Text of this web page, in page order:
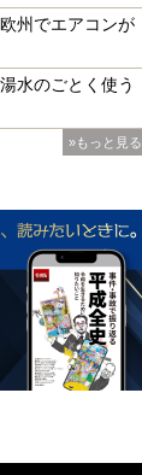
州でエアコンが
水のごとく使う
»もっと見る